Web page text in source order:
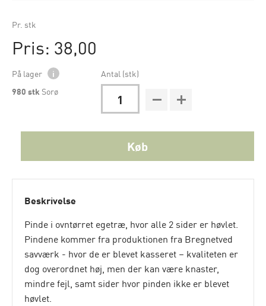
Pr. stk
Pris: 38,00
På lager
i
980 stk Sorø
Antal (stk)
Køb
Beskrivelse
Pinde i ovntørret egetræ, hvor alle 2 sider er høvlet.
Pindene kommer fra produktionen fra Bregnetved
savværk - hvor de er blevet kasseret – kvaliteten er
dog overordnet høj, men der kan være knaster,
mindre fejl, samt sider hvor pinden ikke er blevet
høvlet.